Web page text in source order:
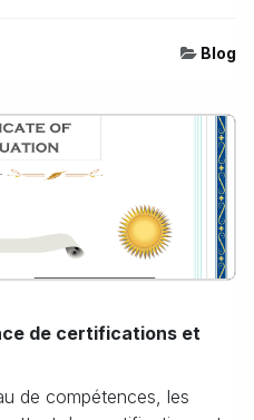
Blog
de certifications et
de compétences, les